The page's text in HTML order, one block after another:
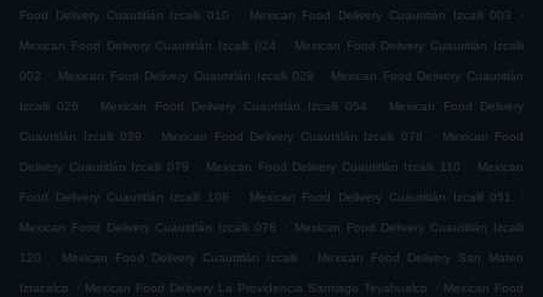
Food Delivery Cuautitlán Izcalli 010 . Mexican Food Delivery Cuautitlán Izcalli 003 .
Mexican Food Delivery Cuautitlán Izcalli 024 . Mexican Food Delivery Cuautitlán Izcalli
002 . Mexican Food Delivery Cuautitlán Izcalli 029 . Mexican Food Delivery Cuautitlán
Izcalli 026 . Mexican Food Delivery Cuautitlán Izcalli 054 . Mexican Food Delivery
Cuautitlán Izcalli 039 . Mexican Food Delivery Cuautitlán Izcalli 076 . Mexican Food
Delivery Cuautitlán Izcalli 079 . Mexican Food Delivery Cuautitlán Izcalli 110 . Mexican
Food Delivery Cuautitlán Izcalli 108 . Mexican Food Delivery Cuautitlán Izcalli 051 .
Mexican Food Delivery Cuautitlán Izcalli 078 . Mexican Food Delivery Cuautitlán Izcalli
120 . Mexican Food Delivery Cuautitlán Izcalli . Mexican Food Delivery San Mateo
Iztacalco . Mexican Food Delivery La Providencia Santiago Teyahualco . Mexican Food